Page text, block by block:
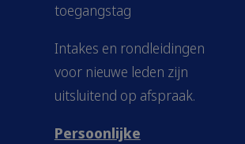
toegangstag
Intakes en rondleidingen
voor nieuwe leden zijn
uitsluitend op afspraak.
Persoonlijke